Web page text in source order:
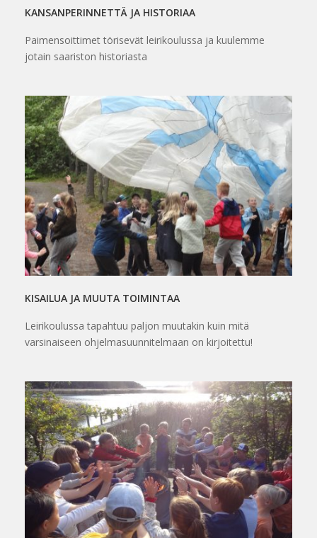
KANSANPERINNETTÄ JA HISTORIAA
Paimensoittimet törisevät leirikoulussa ja kuulemme
jotain saariston historiasta
KISAILUA JA MUUTA TOIMINTAA
Leirikoulussa tapahtuu paljon muutakin kuin mitä
varsinaiseen ohjelmasuunnitelmaan on kirjoitettu!